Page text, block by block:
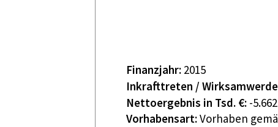
Finanzjahr: 2015
Inkrafttreten /
Nettoergebnis in Tsd. €: -5.662
Vorhabensart:Vorhaben